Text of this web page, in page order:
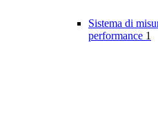
Sistema di
performance 1